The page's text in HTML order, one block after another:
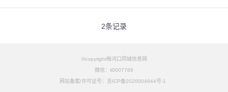
2条记录
©copyright梅河口同城信息网
微信：li0007788
网站备案/许可证号：吉ICP备2020004644号-1